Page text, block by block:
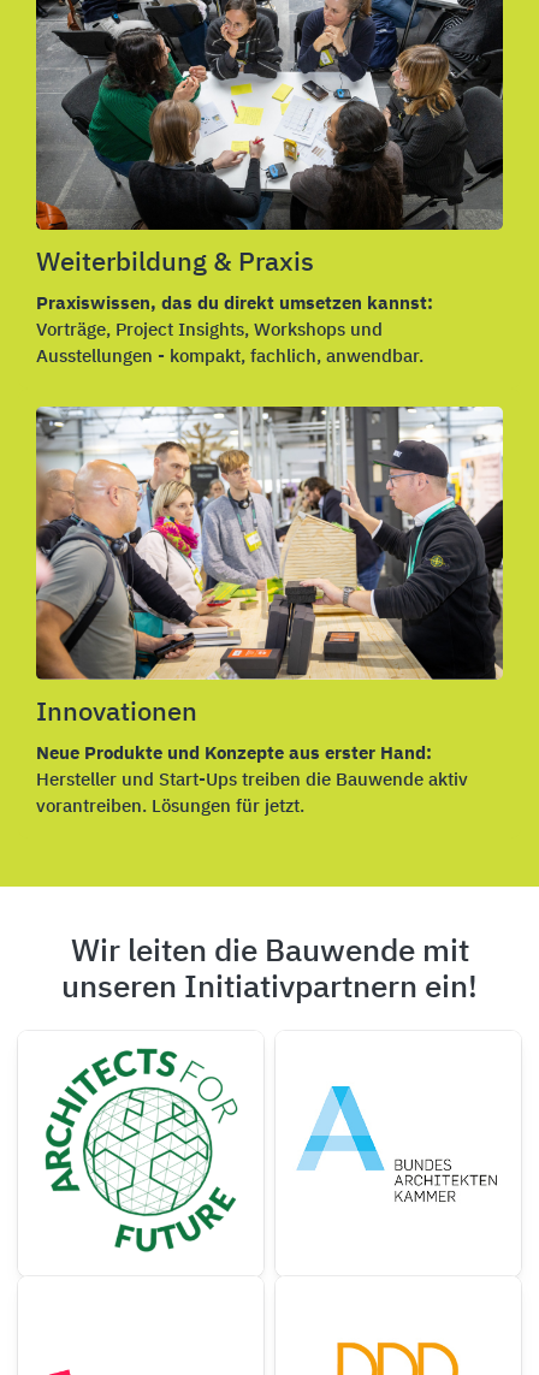
Weiterbildung & Praxis
Praxiswissen, das du direkt umsetzen kannst:
Vorträge, Project Insights, Workshops und
Ausstellungen - kompakt, fachlich, anwendbar.
Innovationen
Neue Produkte und Konzepte aus erster Hand:
Hersteller und Start-Ups treiben die Bauwende aktiv
vorantreiben. Lösungen für jetzt.
Wir leiten die Bauwende mit
unseren Initiativpartnern ein!